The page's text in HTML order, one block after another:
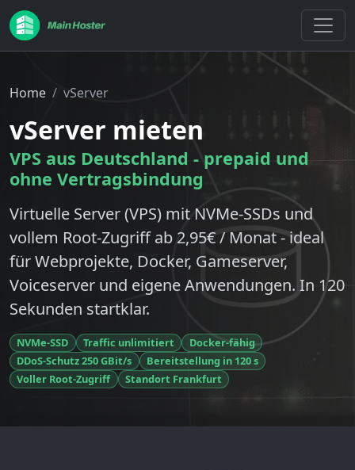
Home vServer
vServer mieten
VPS aus Deutschland - prepaid und
ohne Vertragsbindung
Virtuelle Server (VPS) mit NVMe-SSDs und
vollem Root-Zugriff ab 2,95€ / Monat - ideal
für Webprojekte, Docker, Gameserver,
Voiceserver und eigene Anwendungen. In 120
Sekunden startklar.
NVMe-SSD Traffic unlimitiert
Docker-fähig
DDoS-Schutz 250 GBit/s
Bereitstellung in 120 s
Voller Root-Zugriff
Standort Frankfurt